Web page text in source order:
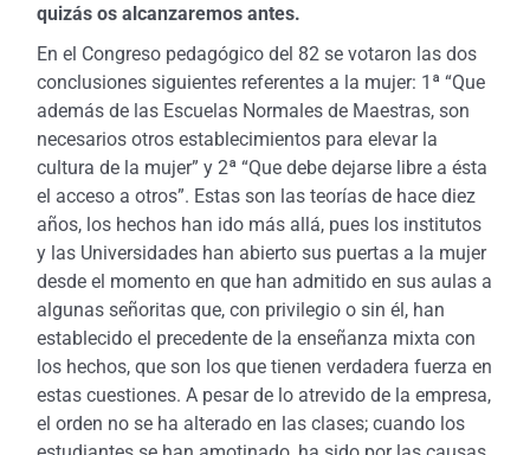
quizás os alcanzaremos antes.
En el Congreso pedagógico del 82 se votaron las dos
conclusiones siguientes referentes a la mujer: 1ª “Que
además de las Escuelas Normales de Maestras, son
necesarios otros establecimientos para elevar la
cultura de la mujer” y 2ª “Que debe dejarse libre a ésta
el acceso a otros”. Estas son las teorías de hace diez
años, los hechos han ido más allá, pues los institutos
y las Universidades han abierto sus puertas a la mujer
desde el momento en que han admitido en sus aulas a
algunas señoritas que, con privilegio o sin él, han
establecido el precedente de la enseñanza mixta con
los hechos, que son los que tienen verdadera fuerza en
estas cuestiones. A pesar de lo atrevido de la empresa,
el orden no se ha alterado en las clases; cuando los